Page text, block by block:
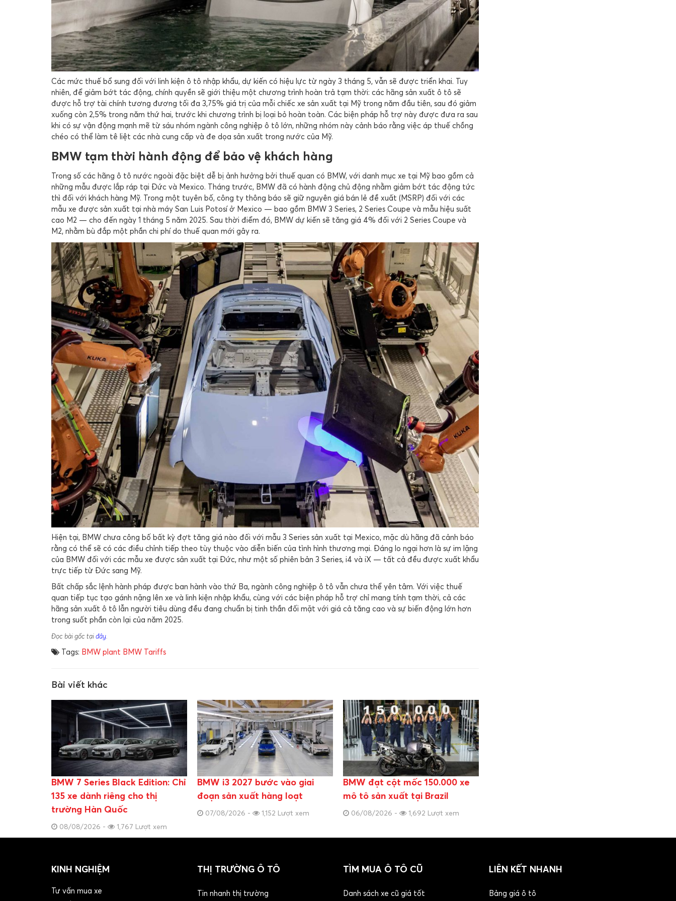
Các mức thuế bổ sung đối với linh kiện ô tô nhập khẩu, dự kiến có hiệu lực từ ngày 3 tháng 5, vẫn sẽ được triển khai. Tuy
nhiên, để giảm bớt tác động, chính quyền sẽ giới thiệu một chương trình hoàn trả tạm thời: các hãng sản xuất ô tô sẽ
được hỗ trợ tài chính tương đương tối đa 3,75% giá trị của mỗi chiếc xe sản xuất tại Mỹ trong năm đầu tiên, sau đó giảm
xuống còn 2,5% trong năm thứ hai, trước khi chương trình bị loại bỏ hoàn toàn. Các biện pháp hỗ trợ này được đưa ra sau
khi có sự vận động mạnh mẽ từ sáu nhóm ngành công nghiệp ô tô lớn, những nhóm này cảnh báo rằng việc áp thuế chồng
chéo có thể làm tê liệt các nhà cung cấp và đe dọa sản xuất trong nước của Mỹ.
BMW tạm thời hành động để bảo vệ khách hàng
Trong số các hãng ô tô nước ngoài đặc biệt dễ bị ảnh hưởng bởi thuế quan có BMW, với danh mục xe tại Mỹ bao gồm cả
những mẫu được lắp ráp tại Đức và Mexico. Tháng trước, BMW đã có hành động chủ động nhằm giảm bớt tác động tức
thì đối với khách hàng Mỹ. Trong một tuyên bố, công ty thông báo sẽ giữ nguyên giá bán lẻ đề xuất (MSRP) đối với các
mẫu xe được sản xuất tại nhà máy San Luis Potosí ở Mexico — bao gồm BMW 3 Series, 2 Series Coupe và mẫu hiệu suất
cao M2 — cho đến ngày 1 tháng 5 năm 2025. Sau thời điểm đó, BMW dự kiến sẽ tăng giá 4% đối với 2 Series Coupe và
M2, nhằm bù đắp một phần chi phí do thuế quan mới gây ra.
Hiện tại, BMW chưa công bố bất kỳ đợt tăng giá nào đối với mẫu 3 Series sản xuất tại Mexico, mặc dù hãng đã cảnh báo
rằng có thể sẽ có các điều chỉnh tiếp theo tùy thuộc vào diễn biến của tình hình thương mại. Đáng lo ngại hơn là sự im lặng
của BMW đối với các mẫu xe được sản xuất tại Đức, như một số phiên bản 3 Series, i4 và iX — tất cả đều được xuất khẩu
trực tiếp từ Đức sang Mỹ.
Bất chấp sắc lệnh hành pháp được ban hành vào thứ Ba, ngành công nghiệp ô tô vẫn chưa thể yên tâm. Với việc thuế
quan tiếp tục tạo gánh nặng lên xe và linh kiện nhập khẩu, cùng với các biện pháp hỗ trợ chỉ mang tính tạm thời, cả các
hãng sản xuất ô tô lẫn người tiêu dùng đều đang chuẩn bị tinh thần đối mặt với giá cả tăng cao và sự biến động lớn hơn
trong suốt phần còn lại của năm 2025.
Đọc bài gốc tại đây.
Tags: BMW plant BMW Tariffs
Bài viết khác
BMW 7 Series Black Edition: Chỉ
135 xe dành riêng cho thị
trường Hàn Quốc
08/08/2026 - 1,767 Lượt xem
BMW i3 2027 bước vào giai
đoạn sản xuất hàng loạt
07/08/2026 - 1,152 Lượt xem
BMW đạt cột mốc 150.000 xe
mô tô sản xuất tại Brazil
06/08/2026 - 1,692 Lượt xem
KINH NGHIỆM
Tư vấn mua xe
THỊ TRƯỜNG Ô TÔ
Tin nhanh thị trường
TÌM MUA Ô TÔ CŨ
Danh sách xe cũ giá tốt
LIÊN KẾT NHANH
Bảng giá ô tô